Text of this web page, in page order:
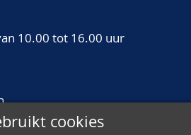
10.00 tot 16.00 uur
cookies